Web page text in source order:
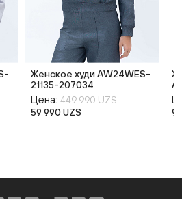
Женское худи AW24WES-
21135-207034
Цена: 449 990 UZS
59 990 UZS